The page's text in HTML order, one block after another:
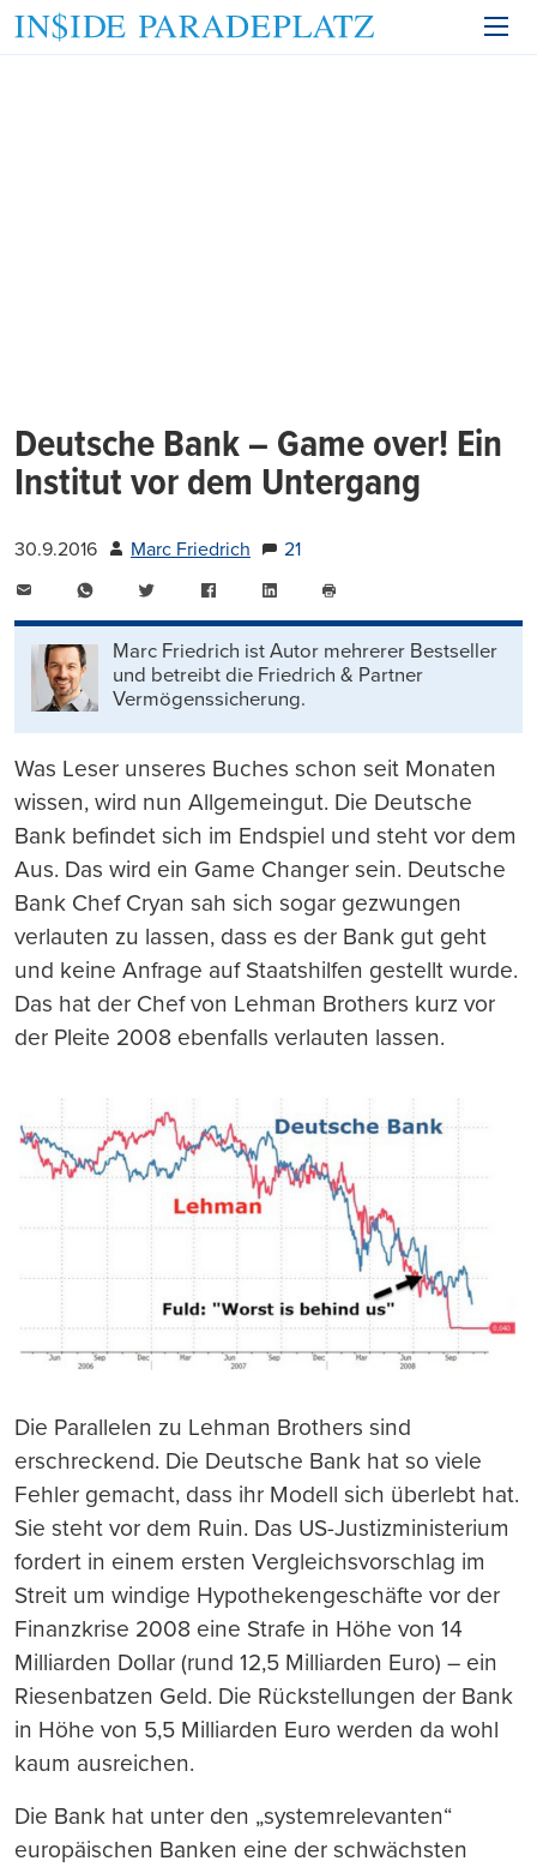
Deutsche Bank – Game over! Ein
Institut vor dem Untergang
30.9.2016 Marc Friedrich
21
WhatsAppTwitter FacebookLinkedIn
drucken
Marc Friedrich ist Autor mehrerer Bestseller
und betreibt die Friedrich & Partner
Vermögenssicherung.
Was Leser unseres Buches schon seit Monaten
wissen, wird nun Allgemeingut. Die Deutsche
Bank befindet sich im Endspiel und steht vor dem
Aus. Das wird ein Game Changer sein. Deutsche
Bank Chef Cryan sah sich sogar gezwungen
verlauten zu lassen, dass es der Bank gut geht
und keine Anfrage auf Staatshilfen gestellt wurde.
Das hat der Chefvon Lehman Brothers kurz vor
der Pleite 2008 ebenfalls verlauten lassen.
Die Parallelen zu Lehman Brothers sind
erschreckend. Die Deutsche Bank hat so viele
Fehler gemacht, dass ihr Modell sich überlebt hat.
Sie steht vor dem Ruin. Das US-Justizministerium
fordert in einem ersten Vergleichsvorschlag im
Streit um windige Hypothekengeschäfte vor der
Finanzkrise 2008 eine Strafe in Höhe von 14
Milliarden Dollar (rund 12,5 Milliarden Euro) – ein
Riesenbatzen Geld. Die Rückstellungen der Bank
in Höhe von 5,5 Milliarden Euro werden da wohl
kaum ausreichen.
Die Bank hat unter den „systemrelevanten“
europäischen Banken eine der schwächsten